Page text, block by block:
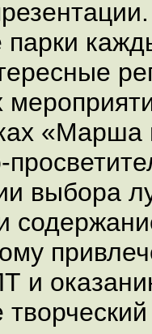
«Марша
выбора
и